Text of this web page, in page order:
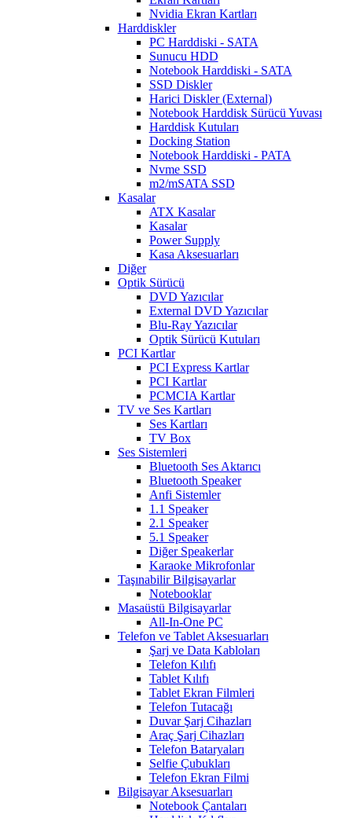
Nvidia Ekran Kartları
Harddiskler
PC Harddiski - SATA
Sunucu HDD
Notebook Harddiski - SATA
SSD Diskler
Harici Diskler (External)
Notebook Harddisk Sürücü Yuvası
Harddisk Kutuları
Docking Station
Notebook Harddiski - PATA
Nvme SSD
m2/mSATA SSD
Kasalar
ATX Kasalar
Kasalar
Power Supply
Kasa Aksesuarları
Diğer
Optik Sürücü
DVD Yazıcılar
External DVD Yazıcılar
Blu-Ray Yazıcılar
Optik Sürücü Kutuları
PCI Kartlar
PCI Express Kartlar
PCI Kartlar
PCMCIA Kartlar
TV ve Ses Kartları
Ses Kartları
TV Box
Ses Sistemleri
Bluetooth Ses Aktarıcı
Bluetooth Speaker
Anfi Sistemler
1.1 Speaker
2.1 Speaker
5.1 Speaker
Diğer Speakerlar
Karaoke Mikrofonlar
Taşınabilir Bilgisayarlar
Notebooklar
Masaüstü Bilgisayarlar
All-In-One PC
Telefon ve Tablet Aksesuarları
Şarj ve Data Kabloları
Telefon Kılıfı
Tablet Kılıfı
Tablet Ekran Filmleri
Telefon Tutacağı
Duvar Şarj Cihazları
Araç Şarj Cihazları
Telefon Bataryaları
Selfie Çubukları
Telefon Ekran Filmi
Bilgisayar Aksesuarları
Notebook Çantaları